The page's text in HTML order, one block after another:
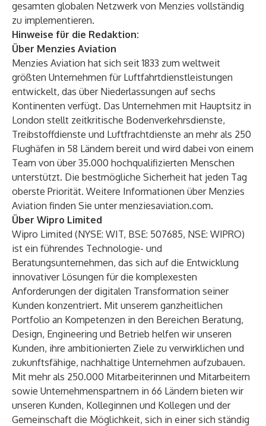
gesamten globalen Netzwerk von Menzies vollständig
zu implementieren.
Hinweise für die Redaktion:
Über Menzies Aviation
Menzies Aviation hat sich seit 1833 zum weltweit
größten Unternehmen für Luftfahrtdienstleistungen
entwickelt, das über Niederlassungen auf sechs
Kontinenten verfügt. Das Unternehmen mit Hauptsitz in
London stellt zeitkritische Bodenverkehrsdienste,
Treibstoffdienste und Luftfrachtdienste an mehr als 250
Flughäfen in 58 Ländern bereit und wird dabei von einem
Team von über 35.000 hochqualifizierten Menschen
unterstützt. Die bestmögliche Sicherheit hat jeden Tag
oberste Priorität. Weitere Informationen über Menzies
Aviation finden Sie untermenziesaviation.com.
Über Wipro Limited
Wipro Limited (NYSE: WIT, BSE: 507685, NSE: WIPRO)
ist ein führendes Technologie- und
Beratungsunternehmen, das sich auf die Entwicklung
innovativer Lösungen für die komplexesten
Anforderungen der digitalen Transformation seiner
Kunden konzentriert. Mit unserem ganzheitlichen
Portfolio an Kompetenzen in den Bereichen Beratung,
Design, Engineering und Betrieb helfen wir unseren
Kunden, ihre ambitionierten Ziele zu verwirklichen und
zukunftsfähige, nachhaltige Unternehmen aufzubauen.
Mit mehr als 250.000 Mitarbeiterinnen und Mitarbeitern
sowie Unternehmenspartnern in 66 Ländern bieten wir
unseren Kunden, Kolleginnen und Kollegen und der
Gemeinschaft die Möglichkeit, sich in einer sich ständig